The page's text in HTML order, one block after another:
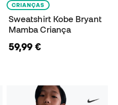
CRIANÇAS
Sweatshirt Kobe Bryant
Mamba Criança
59,99 €